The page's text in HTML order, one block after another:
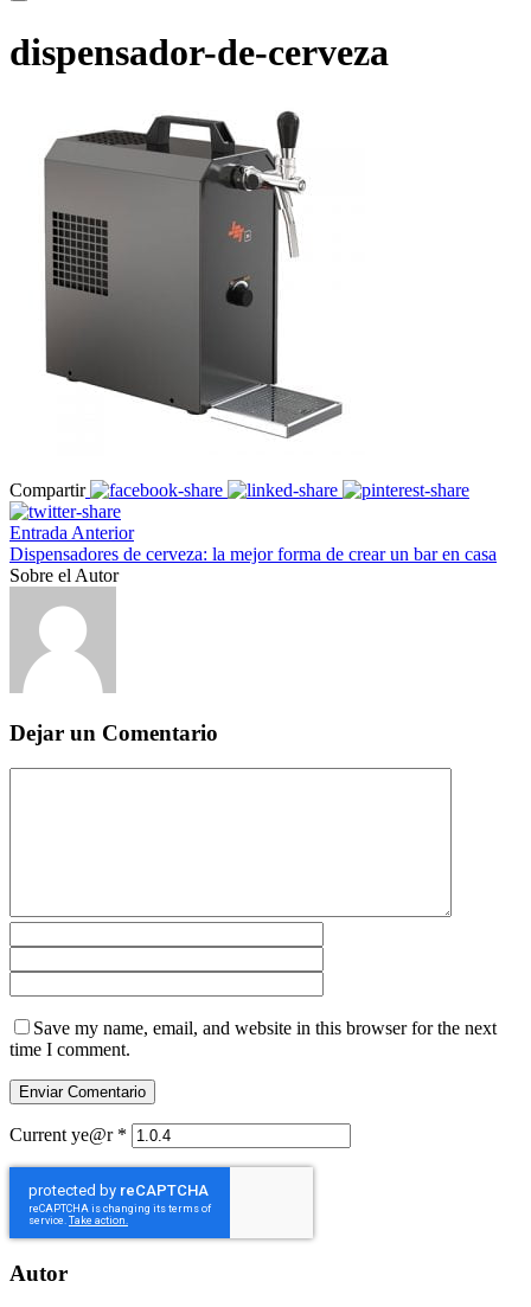
dispensador-de-cerveza
Compartir
Entrada Anterior
Dispensadores de cerveza: la mejor forma de crear un bar en casa
Sobre el Autor
Dejar un Comentario
Save my name, email, and website in this browser for the next
time I comment.
Current ye@r *
Autor